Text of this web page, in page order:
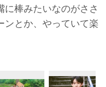
棒みたいなのがささ
ンとか、やっていて楽